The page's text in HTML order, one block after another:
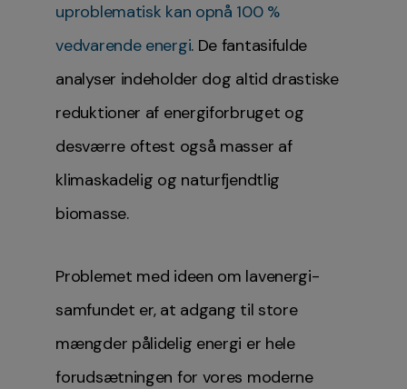
uproblematisk kan opnå 100 %
vedvarende energi. De fantasifulde
analyser indeholder dog altid drastiske
reduktioner af energiforbruget og
desværre oftest også masser af
klimaskadelig og naturfjendtlig
biomasse.
Problemet med ideen om lavenergi-
samfundet er, at adgang til store
mængder pålidelig energi er hele
forudsætningen for vores moderne